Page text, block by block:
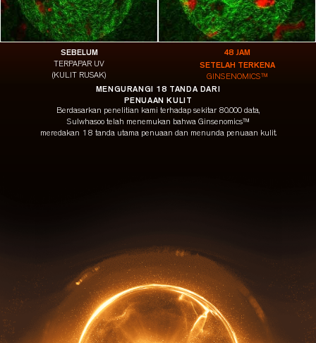
SEBELUM
TERPAPAR UV
(KULIT RUSAK)
48 JAM
SETELAH TERKENA
GINSENOMICS™
MENGURANGI 18 TANDA DARI
PENUAAN KULIT
Berdasarkan penelitian kami terhadap sekitar 80.000 data,
Sulwhasoo telah menemukan bahwa Ginsenomics™
meredakan 18 tanda utama penuaan dan menunda penuaan kulit.